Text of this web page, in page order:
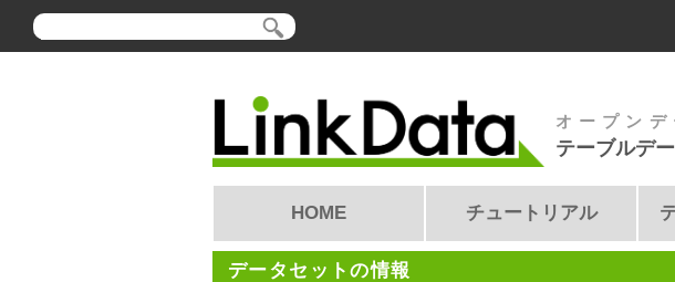
オープン
テーブルデ
HOME チュートリアル
データセットの情報